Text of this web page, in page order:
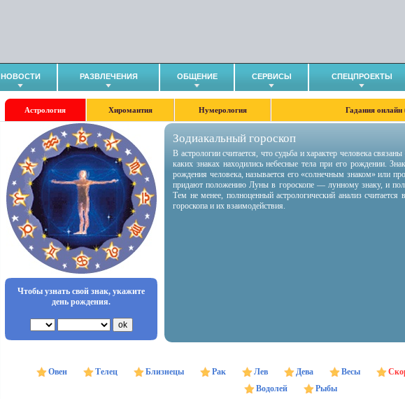
НОВОСТИ РАЗВЛЕЧЕНИЯ ОБЩЕНИЕ СЕРВИСЫ СПЕЦПРОЕКТЫ
Астрология Хиромантия Нумерология Гадания онлайн
Чтобы узнать свой знак, укажите
день рождения.
Зодиакальный гороскоп
В астрологии считается, что судьба и характер человека
каких знаках находились небесные тела при его рождении.
рождения человека, называется его «солнечным знаком» или
придают положению Луны в гороскопе — лунному знаку, и
Тем не менее, полноценный астрологический анализ
гороскопа и их взаимодействия.
Овен Телец Близнецы Рак Лев Дева Весы
Водолей
Рыбы